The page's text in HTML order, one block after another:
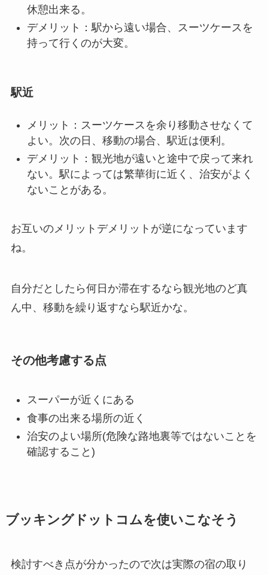
休憩出来る。
デメリット：駅から遠い場合、スーツケースを
持って行くのが大変。
駅近
メリット：スーツケースを余り移動させなくて
よい。次の日、移動の場合、駅近は便利。
デメリット：観光地が遠いと途中で戻って来れ
ない。駅によっては繁華街に近く、治安がよく
ないことがある。
お互いのメリットデメリットが逆になっています
ね。
自分だとしたら何日か滞在するなら観光地のど真
ん中、移動を繰り返すなら駅近かな。
その他考慮する点
スーパーが近くにある
食事の出来る場所の近く
治安のよい場所(危険な路地裏等ではないことを
確認すること)
ブッキングドットコムを使いこなそう
検討すべき点が分かったので次は実際の宿の取り